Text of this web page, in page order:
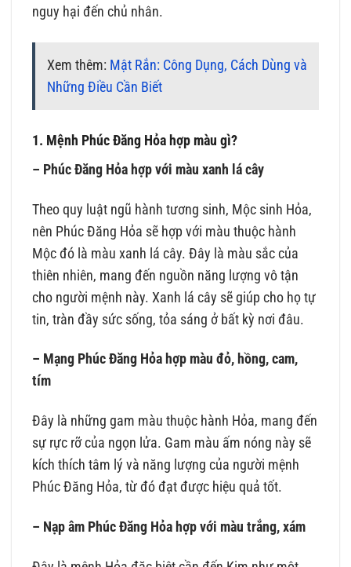
nguy hại đến chủ nhân.
Xem thêm: Mật Rắn: Công Dụng, Cách Dùng và
Những Điều Cần Biết
1. Mệnh Phúc Đăng Hỏa hợp màu gì?
– Phúc Đăng Hỏa hợp với màu xanh lá cây
Theo quy luật ngũ hành tương sinh, Mộc sinh Hỏa,
nên Phúc Đăng Hỏa sẽ hợp với màu thuộc hành
Mộc đó là màu xanh lá cây. Đây là màu sắc của
thiên nhiên, mang đến nguồn năng lượng vô tận
cho người mệnh này. Xanh lá cây sẽ giúp cho họ tự
tin, tràn đầy sức sống, tỏa sáng ở bất kỳ nơi đâu.
– Mạng Phúc Đăng Hỏa hợp màu đỏ, hồng, cam,
tím
Đây là những gam màu thuộc hành Hỏa, mang đến
sự rực rỡ của ngọn lửa. Gam màu ấm nóng này sẽ
kích thích tâm lý và năng lượng của người mệnh
Phúc Đăng Hỏa, từ đó đạt được hiệu quả tốt.
– Nạp âm Phúc Đăng Hỏa hợp với màu trắng, xám